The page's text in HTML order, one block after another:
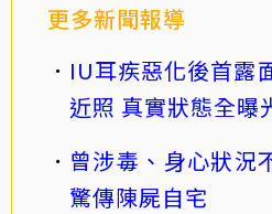
更多新聞報導
IU耳疾惡化後首露
近照 真實狀態全曝
曾涉毒、身心狀況
驚傳陳屍自宅